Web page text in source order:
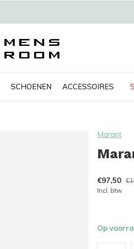
SCHOENEN ACCESSOIRES
Marant
€97,50
Incl. btw
Op